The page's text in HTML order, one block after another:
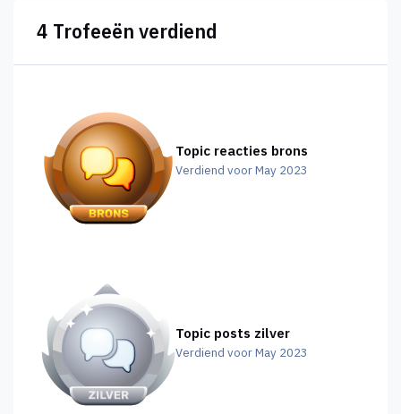
4 Trofeeën verdiend
Topic reacties brons
Verdiend voor May 2023
Topic posts zilver
Verdiend voor May 2023